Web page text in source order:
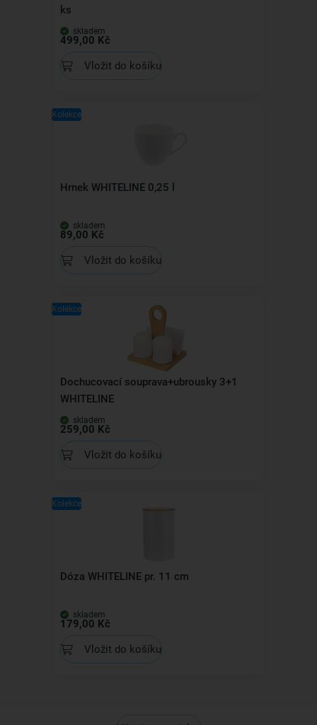
ks
skladem
499,00 Kč
Vložit do košíku
Kolekce
Hrnek WHITELINE 0,25 l
skladem
89,00 Kč
Vložit do košíku
Kolekce
Dochucovací souprava+ubrousky 3+1
WHITELINE
skladem
259,00 Kč
Vložit do košíku
Kolekce
Dóza WHITELINE pr. 11 cm
skladem
179,00 Kč
Vložit do košíku